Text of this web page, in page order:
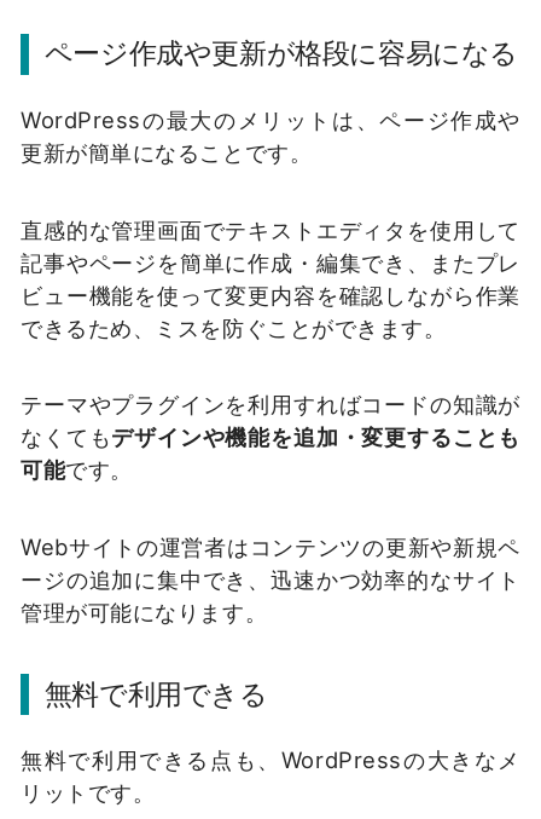
ページ作成や更新が格段に容易になる
WordPressの最大のメリットは、ページ作成や
更新が簡単になることです。
直感的な管理画面でテキストエディタを使用して
記事やページを簡単に作成・編集でき、またプレ
ビュー機能を使って変更内容を確認しながら作業
できるため、ミスを防ぐことができます。
テーマやプラグインを利用すればコードの知識が
なくてもデザインや機能を追加・変更することも
可能です。
Webサイトの運営者はコンテンツの更新や新規ペ
ージの追加に集中でき、迅速かつ効率的なサイト
管理が可能になります。
無料で利用できる
無料で利用できる点も、WordPressの大きなメ
リットです。